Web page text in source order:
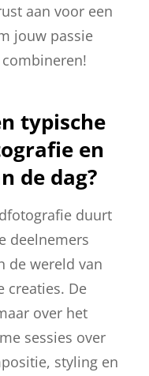
aan voor een
jouw passie
typische
en
de dag?
duurt
deelnemers
de wereld van
creaties. De
over het
sessies over
styling en